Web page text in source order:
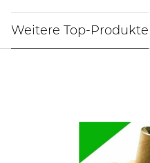
Weitere Top-Produkte